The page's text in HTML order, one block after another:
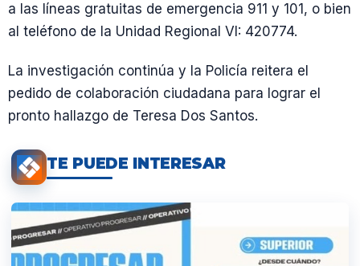
a las líneas gratuitas de emergencia 911 y 101, o bien
al teléfono de la Unidad Regional VI: 420774.
La investigación continúa y la Policía reitera el
pedido de colaboración ciudadana para lograr el
pronto hallazgo de Teresa Dos Santos.
TE PUEDE INTERESAR